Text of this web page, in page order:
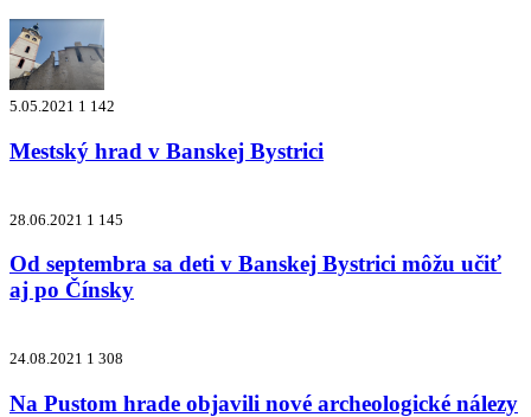
5.05.2021 1 142
Mestský hrad v Banskej Bystrici
28.06.2021 1 145
Od septembra sa deti v Banskej Bystrici môžu učiť
aj po Čínsky
24.08.2021 1 308
Na Pustom hrade objavili nové archeologické nálezy